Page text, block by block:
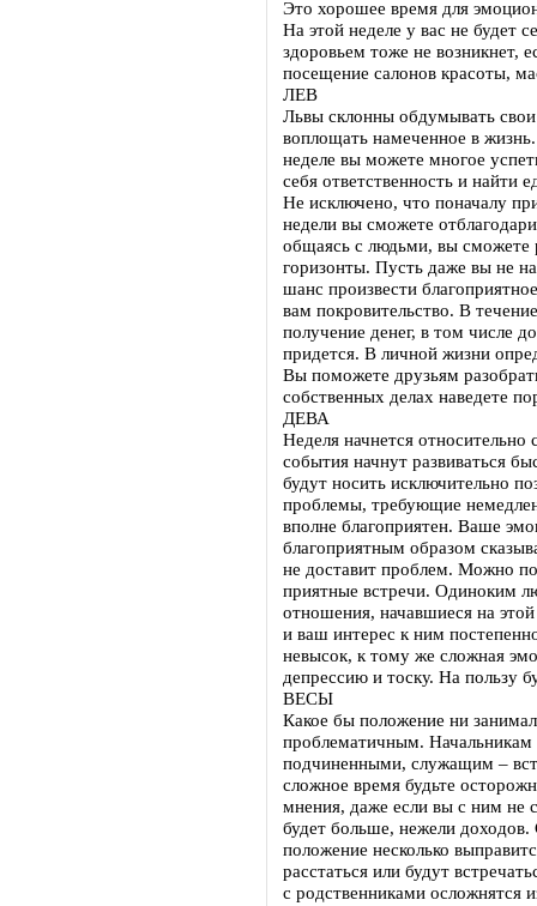
Это хорошее время для
На этой неделе у вас не будет
здоровьем тоже не возникнет,
посещение салонов красоты,
ЛЕВ
Львы склонны обдумывать
воплощать намеченное в
неделе вы можете многое
себя ответственность и
Не исключено, что поначалу
недели вы сможете
общаясь с людьми, вы сможете
горизонты. Пусть даже вы не
шанс произвести
вам покровительство. В
получение денег, в том числе
придется. В личной жизни
Вы поможете друзьям
собственных делах наведете
ДЕВА
Неделя начнется
события начнут развиваться
будут носить исключительно
проблемы, требующие
вполне благоприятен. Ваше
благоприятным образом
не доставит проблем. Можно
приятные встречи. Одиноким
отношения, начавшиеся на
и ваш интерес к ним
невысок, к тому же сложная
депрессию и тоску. На пользу
ВЕСЫ
Какое бы положение ни
проблематичным. Начальникам
подчиненными, служащим –
сложное время будьте
мнения, даже если вы с ним не
будет больше, нежели
положение несколько
расстаться или будут
с родственниками осложнятся